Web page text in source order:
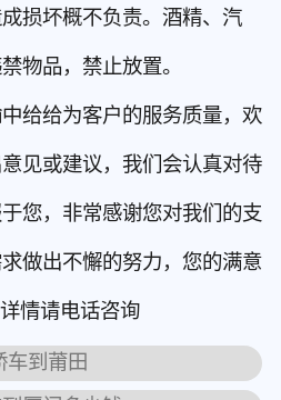
损坏概不负责。酒精、汽
物品，禁止放置。
给为客户的服务质量，欢
见或建议，我们会认真对待
您，非常感谢您对我们的支
做出不懈的努力，您的满意
情请电话咨询
车到莆田